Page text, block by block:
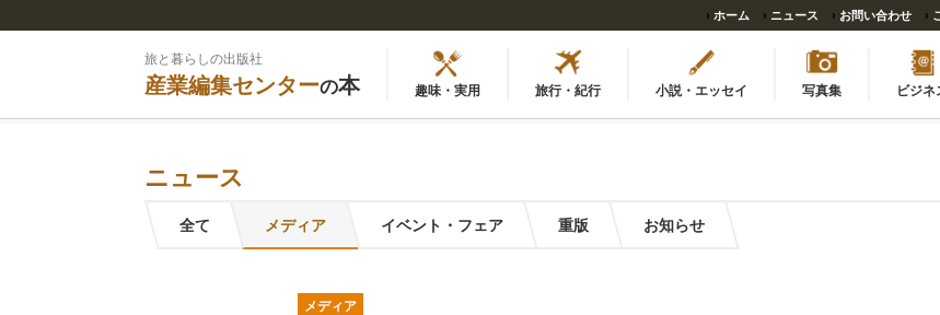
› ホーム › ニュース › お問い合わせ ›
旅と暮らしの出版社
産業編集センターの本 趣味・実用 旅行・紀行 小説・エッセイ 写真集 ビジネ
ニュース
全て メディア イベント・フェア 重版 お知らせ
メディア